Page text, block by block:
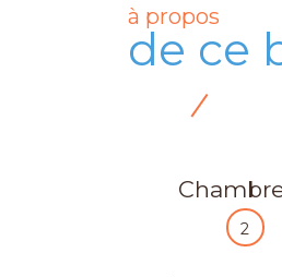
à propos
de ce
2